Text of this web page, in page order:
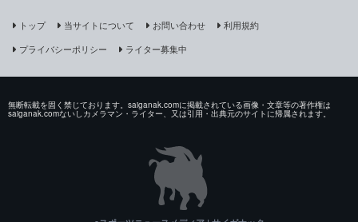
トップ 当サイトについて お問い合わせ
利用規約
プライバシーポリシー
ライター募集中
無断転載を固く禁じております。saiganak.comに掲載されている画像・文章等の著作権は
saiganak.comないしカメラマン・ライター、又は引用・出典元のサイトに帰属されます。